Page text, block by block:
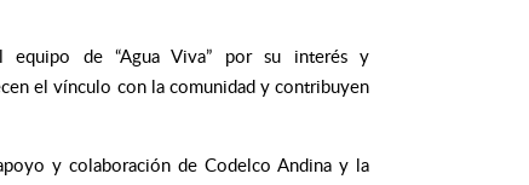
equipo de “Agua Viva” por su interés y
el vínculo con la comunidad y contribuyen
y colaboración de Codelco Andina y la